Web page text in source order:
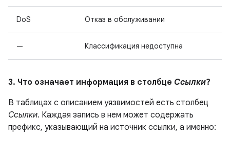
DoS Отказ в обслуживании
— Классификация недоступна
3. Что означает информация в столбце Ссылки?
В таблицах с описанием уязвимостей есть столбец
Ссылки. Каждая запись в нем может содержать
префикс, указывающий на источник ссылки, а именно: